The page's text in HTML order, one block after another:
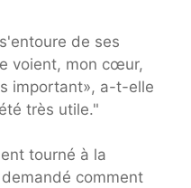
de ses
voient, mon cœur,
important», a-t-elle
très utile."
tourné à la
comment